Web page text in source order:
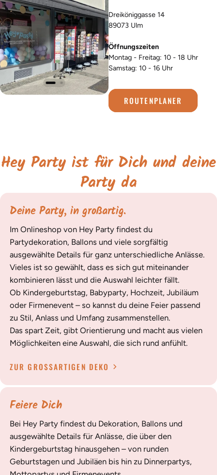
Dreiköniggasse 14
89073 Ulm
Öffnungszeiten
Montag - Freitag: 10 - 18 Uhr
Samstag: 10 - 16 Uhr
ROUTENPLANER
Hey Party ist für Dich und deine
Party da
Deine Party, in großartig.
Im Onlineshop von Hey Party findest du
Partydekoration, Ballons und viele sorgfältig
ausgewählte Details für ganz unterschiedliche Anlässe.
Vieles ist so gewählt, dass es sich gut miteinander
kombinieren lässt und die Auswahl leichter fällt.
Ob Kindergeburtstag, Babyparty, Hochzeit, Jubiläum
oder Firmenevent – so kannst du deine Feier passend
zu Stil, Anlass und Umfang zusammenstellen.
Das spart Zeit, gibt Orientierung und macht aus vielen
Möglichkeiten eine Auswahl, die sich rund anfühlt.
ZUR GROSSARTIGEN DEKO
Feiere Dich
Bei Hey Party findest du Dekoration, Ballons und
ausgewählte Details für Anlässe, die über den
Kindergeburtstag hinausgehen – von runden
Geburtstagen und Jubiläen bis hin zu Dinnerpartys,